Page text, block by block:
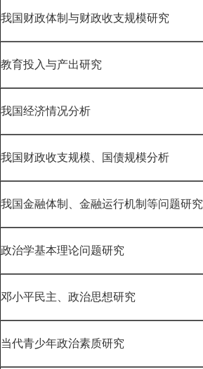
我国财政体制与财政收支规模研究
教育投入与产出研究
我国经济情况分析
我国财政收支规模、国债规模分析
我国金融体制、金融运行机制等问题研究
政治学基本理论问题研究
邓小平民主、政治思想研究
当代青少年政治素质研究